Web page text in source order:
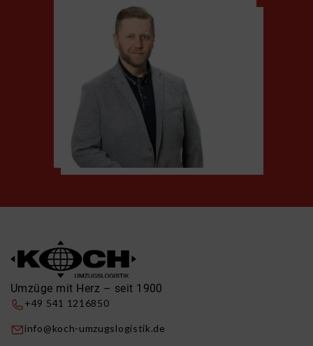
Umzüge mit Herz – seit 1900
+49 541 1216850
info@koch-umzugslogistik.de